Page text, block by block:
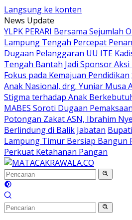
Langsung ke konten
News Update
YLPK PERARI Bersama Sejumlah
Lampung Tengah Percepat
Dugaan Pelanggaran UU ITE
Tengah Bantah Jadi Sponsor
Fokus pada Kemajuan Pendidikan
Anak Nasional, drg. Yuniar Musa
Stigma terhadap Anak
MABES Soroti Dugaan
Potongan Zakat ASN, Ibrahim
Berlindung di Balik Jabatan
Lampung Timur Bersiap Bangun
Perkuat Ketahanan Pangan